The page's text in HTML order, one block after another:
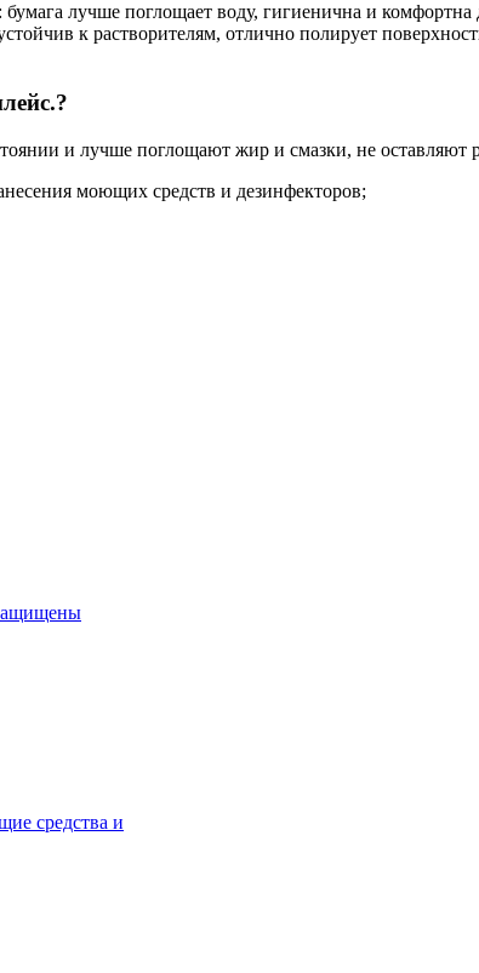
лучше поглощает воду, гигиенична и
к растворителям, отлично полирует
и лучше поглощают жир и смазки, не оставляют
моющих средств и дезинфекторов;
средства и